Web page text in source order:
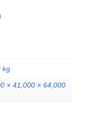
kg
× 41,000 × 64,000